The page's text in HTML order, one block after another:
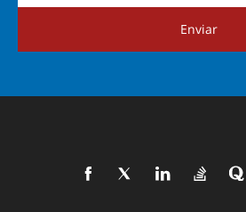
Enviar